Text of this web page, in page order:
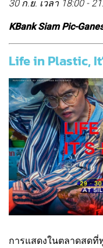
30 ก.ย. เวลา 18:00 -
KBank Siam Pic-
Life in Plastic,
การแสดงในตลาดสดที่